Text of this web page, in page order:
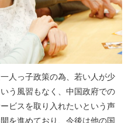
人っ子政策の為、若い人が少
う風習もなく、中国政府での
ビスを取り入れたいという声
を進めており、今後は他の国